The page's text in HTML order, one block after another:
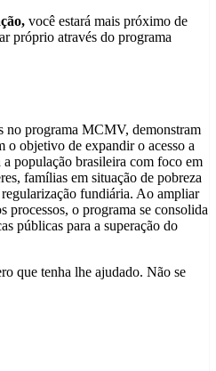
você estará mais próximo de
próprio através do programa
no programa MCMV, demonstram
o objetivo de expandir o acesso a
a população brasileira com foco em
famílias em situação de pobreza
fundiária. Ao ampliar
processos, o programa se consolida
públicas para a superação do
que tenha lhe ajudado. Não se